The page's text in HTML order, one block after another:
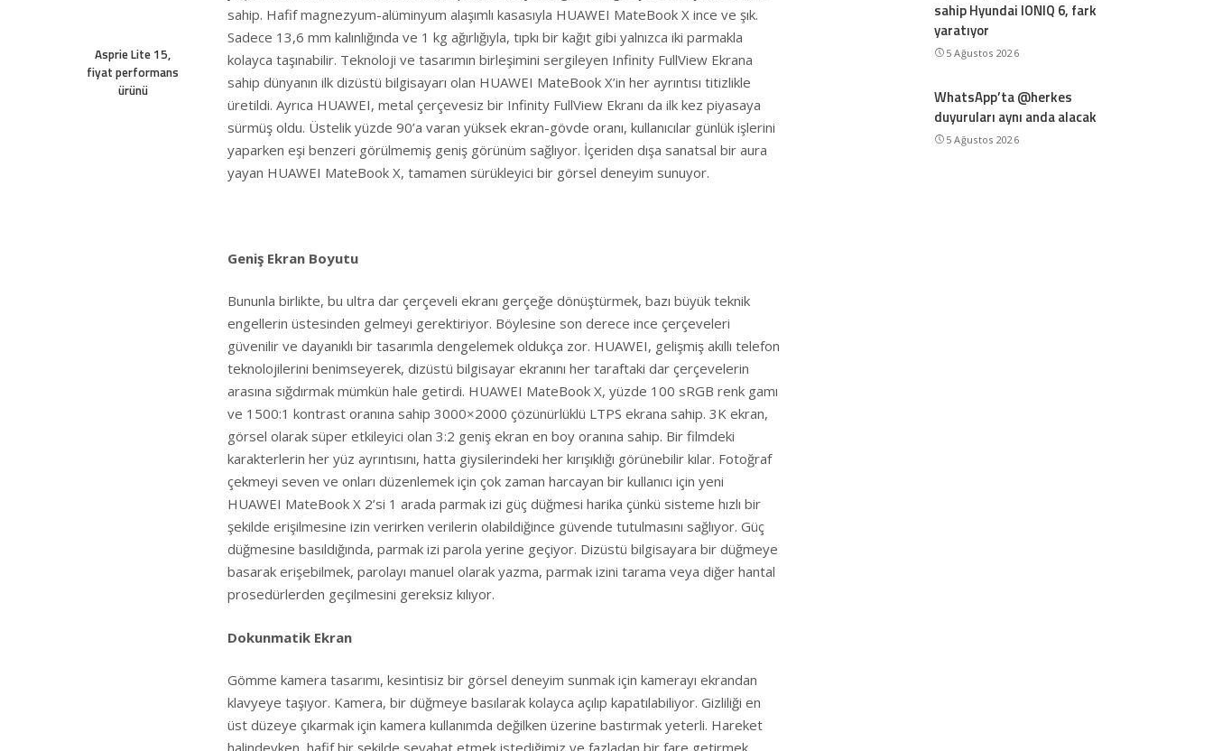
Asprie Lite 15,
fiyat performans
ürünü
sahip. Hafif magnezyum-alüminyum alaşımlı kasasıyla HUAWEI MateBook X ince ve şık.
Sadece 13,6 mm kalınlığında ve 1 kg ağırlığıyla, tıpkı bir kağıt gibi yalnızca iki parmakla
kolayca taşınabilir. Teknoloji ve tasarımın birleşimini sergileyen Infinity FullView Ekrana
sahip dünyanın ilk dizüstü bilgisayarı olan HUAWEI MateBook X’in her ayrıntısı titizlikle
üretildi. Ayrıca HUAWEI, metal çerçevesiz bir Infinity FullView Ekranı da ilk kez piyasaya
sürmüş oldu. Üstelik yüzde 90’a varan yüksek ekran-gövde oranı, kullanıcılar günlük işlerini
yaparken eşi benzeri görülmemiş geniş görünüm sağlıyor. İçeriden dışa sanatsal bir aura
yayan HUAWEI MateBook X, tamamen sürükleyici bir görsel deneyim sunuyor.
Geniş Ekran Boyutu
Bununla birlikte, bu ultra dar çerçeveli ekranı gerçeğe dönüştürmek, bazı büyük teknik
engellerin üstesinden gelmeyi gerektiriyor. Böylesine son derece ince çerçeveleri
güvenilir ve dayanıklı bir tasarımla dengelemek oldukça zor. HUAWEI, gelişmiş akıllı telefon
teknolojilerini benimseyerek, dizüstü bilgisayar ekranını her taraftaki dar çerçevelerin
arasına sığdırmak mümkün hale getirdi. HUAWEI MateBook X, yüzde 100 sRGB renk gamı
ve 1500:1 kontrast oranına sahip 3000×2000 çözünürlüklü LTPS ekrana sahip. 3K ekran,
görsel olarak süper etkileyici olan 3:2 geniş ekran en boy oranına sahip. Bir filmdeki
karakterlerin her yüz ayrıntısını, hatta giysilerindeki her kırışıklığı görünebilir kılar. Fotoğraf
çekmeyi seven ve onları düzenlemek için çok zaman harcayan bir kullanıcı için yeni
HUAWEI MateBook X 2’si 1 arada parmak izi güç düğmesi harika çünkü sisteme hızlı bir
şekilde erişilmesine izin verirken verilerin olabildiğince güvende tutulmasını sağlıyor. Güç
düğmesine basıldığında, parmak izi parola yerine geçiyor. Dizüstü bilgisayara bir düğmeye
basarak erişebilmek, parolayı manuel olarak yazma, parmak izini tarama veya diğer hantal
prosedürlerden geçilmesini gereksiz kılıyor.
Dokunmatik Ekran
Gömme kamera tasarımı, kesintisiz bir görsel deneyim sunmak için kamerayı ekrandan
klavyeye taşıyor. Kamera, bir düğmeye basılarak kolayca açılıp kapatılabiliyor. Gizliliği en
üst düzeye çıkarmak için kamera kullanımda değilken üzerine bastırmak yeterli. Hareket
halindeyken, hafif bir şekilde seyahat etmek istediğimiz ve fazladan bir fare getirmek
sahip Hyundai IONIQ 6, fark
yaratıyor
5 Ağustos 2026
WhatsApp’ta @herkes
duyuruları aynı anda alacak
5 Ağustos 2026